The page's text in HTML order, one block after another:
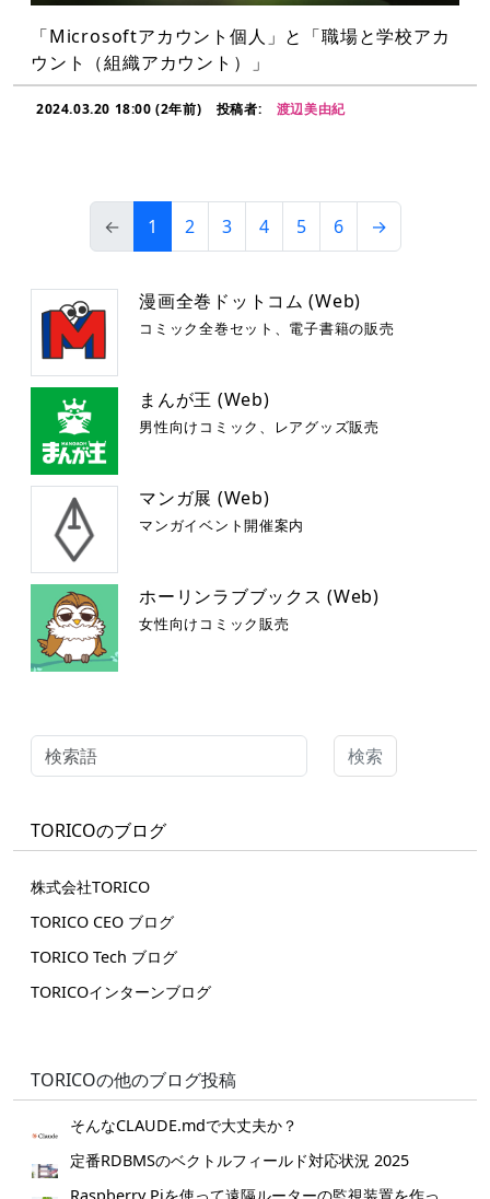
「Microsoftアカウント個人」と「職場と学校アカ
ウント（組織アカウント）」
2024.03.20 18:00 (2年前) 投稿者: 渡辺美由紀
← 1 2 3 4 5 6 →
漫画全巻ドットコム (Web)
コミック全巻セット、電子書籍の販売
まんが王 (Web)
男性向けコミック、レアグッズ販売
マンガ展 (Web)
マンガイベント開催案内
ホーリンラブブックス (Web)
女性向けコミック販売
検索
TORICOのブログ
株式会社TORICO
TORICO CEO ブログ
TORICO Tech ブログ
TORICOインターンブログ
TORICOの他のブログ投稿
そんなCLAUDE.mdで大丈夫か？
定番RDBMSのベクトルフィールド対応状況 2025